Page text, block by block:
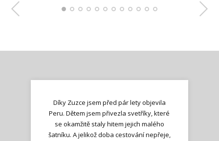
Díky Zuzce jsem před pár lety objevila
Peru. Dětem jsem přivezla svetříky, které
se okamžitě staly hitem jejich malého
šatníku. A jelikož doba cestování nepřeje,